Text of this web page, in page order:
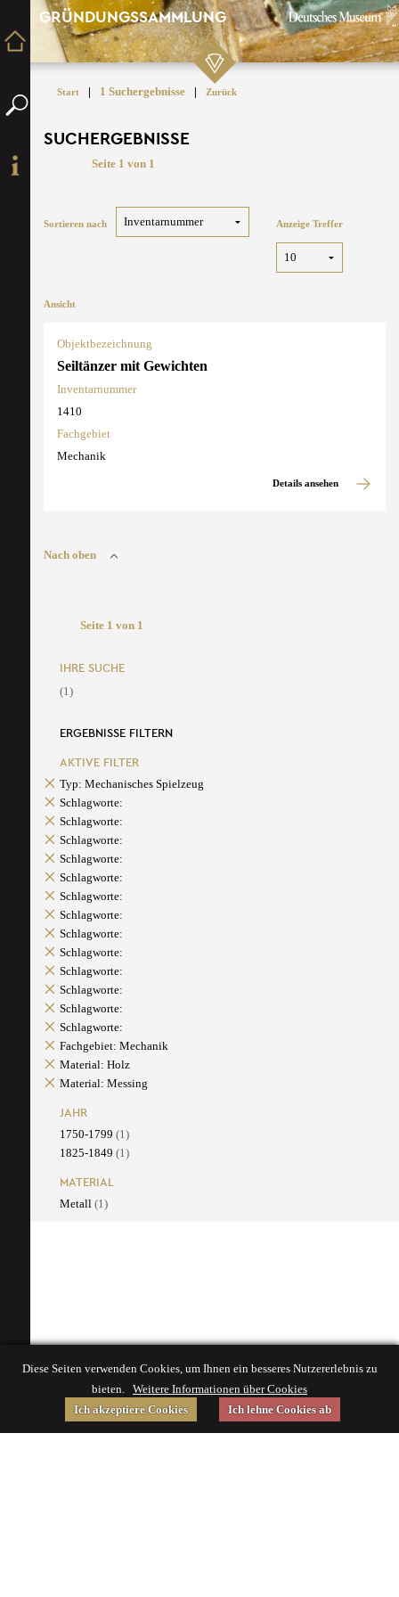
GRÜNDUNGSSAMMLUNG
Start | 1 Suchergebnisse | Zurück
SUCHERGEBNISSE
Seite 1 von 1
Sortieren nach Anzeige Treffer
Ansicht
Objektbezeichnung
Seiltänzer mit Gewichten
Inventarnummer
1410
Fachgebiet
Mechanik
Details ansehen
Nach oben
Seite 1 von 1
IHRE SUCHE
(1)
ERGEBNISSE FILTERN
AKTIVE FILTER
Typ: Mechanisches Spielzeug
Schlagworte:
Schlagworte:
Schlagworte:
Schlagworte:
Schlagworte:
Schlagworte:
Schlagworte:
Schlagworte:
Schlagworte:
Schlagworte:
Schlagworte:
Schlagworte:
Schlagworte:
Fachgebiet: Mechanik
Material: Holz
Material: Messing
JAHR
1750-1799 (1)
1825-1849 (1)
MATERIAL
Metall (1)
Diese Seiten verwenden Cookies, um Ihnen ein besseres Nutzererlebnis zu
bieten. Weitere Informationen über Cookies
Ich akzeptiere Cookies
Ich lehne Cookies ab